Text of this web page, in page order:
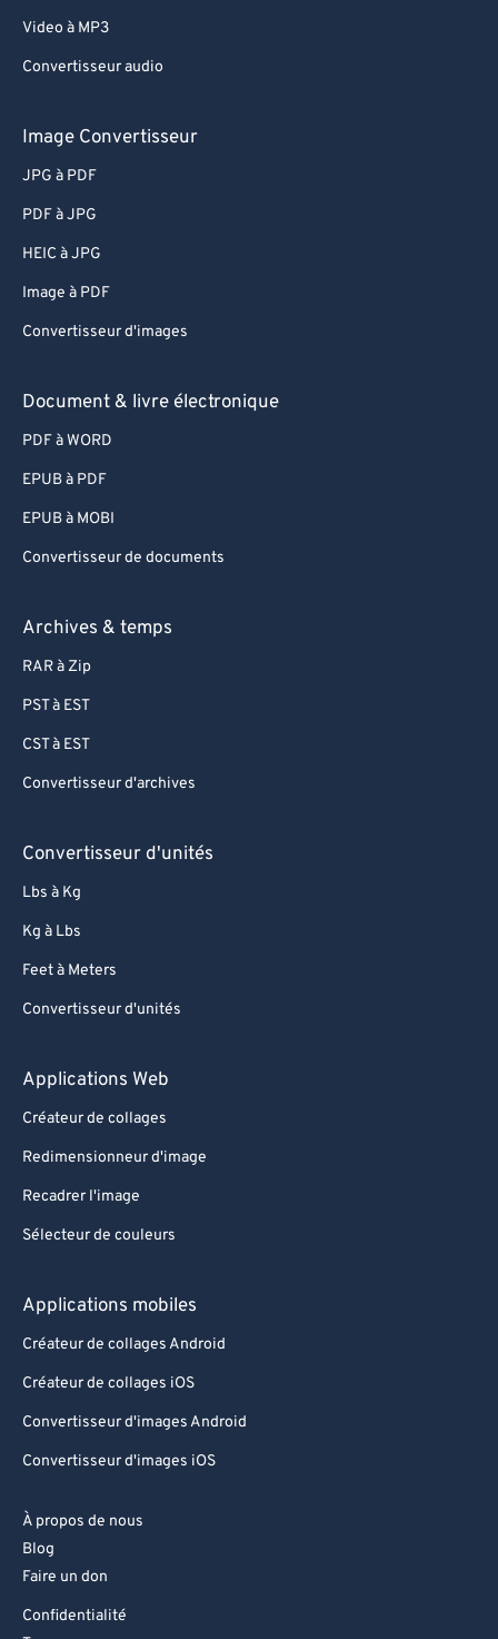
Video à MP3
Convertisseur audio
Image Convertisseur
JPG à PDF
PDF à JPG
HEIC à JPG
Image à PDF
Convertisseur d'images
Document & livre électronique
PDF à WORD
EPUB à PDF
EPUB à MOBI
Convertisseur de documents
Archives & temps
RAR à Zip
PST à EST
CST à EST
Convertisseur d'archives
Convertisseur d'unités
Lbs à Kg
Kg à Lbs
Feet à Meters
Convertisseur d'unités
Applications Web
Créateur de collages
Redimensionneur d'image
Recadrer l'image
Sélecteur de couleurs
Applications mobiles
Créateur de collages Android
Créateur de collages iOS
Convertisseur d'images Android
Convertisseur d'images iOS
À propos de nous
Blog
Faire un don
Confidentialité